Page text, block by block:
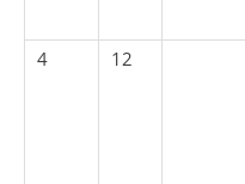
4
12